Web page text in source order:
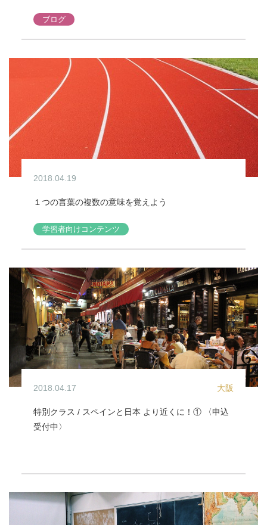
ブログ
2018.04.19
１つの言葉の複数の意味を覚えよう
学習者向けコンテンツ
2018.04.17 大阪
特別クラス / スペインと日本 より近くに！① 〈申込
受付中〉